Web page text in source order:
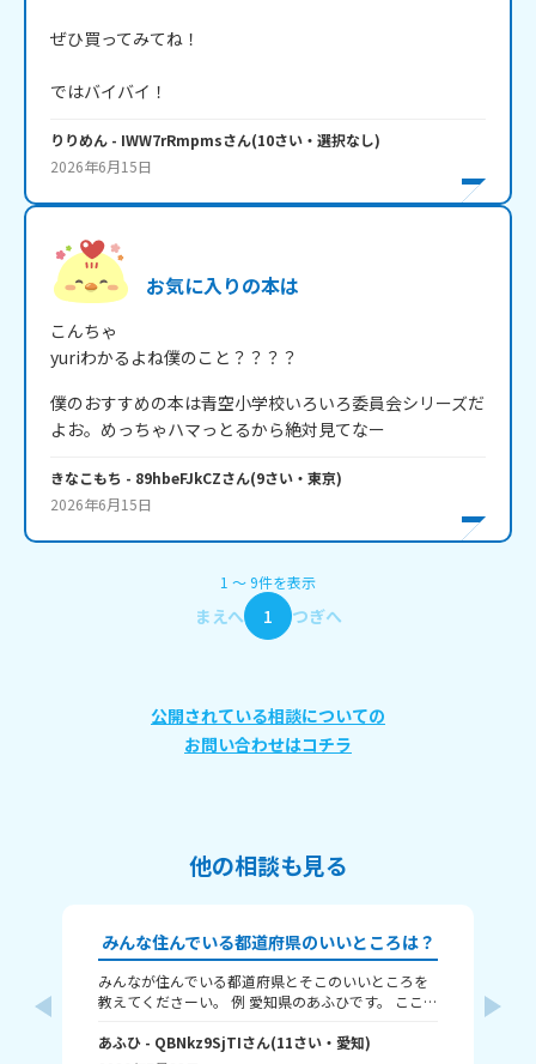
ぜひ買ってみてね！
ではバイバイ！
りりめん - IWW7rRmpmsさん(10さい・ 選択なし)
2026年6月15日
お気に入りの本は
こんちゃ
yuriわかるよね僕のこと？？？？
僕のおすすめの本は青空小学校いろいろ委員会シリーズだ
よお。めっちゃハマっとるから絶対見てなー
きなこもち - 89hbeFJkCZさん(9さい・ 東京)
2026年6月15日
1 〜9件を表示
まえへ 1 つぎへ
公開されている相談についての
お問い合わせはコチラ
他の相談も見る
みんな住んでいる都道府県のいいところは？
みんなが住んでいる都道府県とそこのいいところを
教えてくださーい。 例 愛知県のあふひです。 ここは
ります。観光名所では名古屋城が有名です。歴史的
あふひ - QBNkz9SjTIさん(11さい・ 愛知)